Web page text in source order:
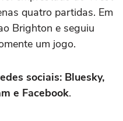
quatro partidas. Em
Brighton e seguiu
um jogo.
sociais: Bluesky,
e Facebook.